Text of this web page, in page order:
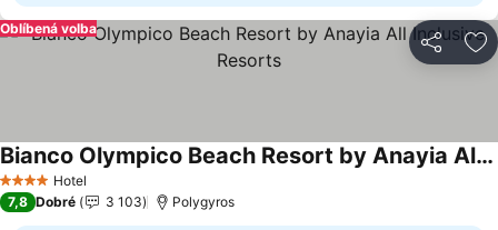
Sdílet
Oblíbená volba
4 Počet hvězdiček
Hotel
Bianco Olympico Beach Resort by Anayia All Inclusive Resorts
Ukázat ceny
7,8 Dobré 3 103 Polygyros